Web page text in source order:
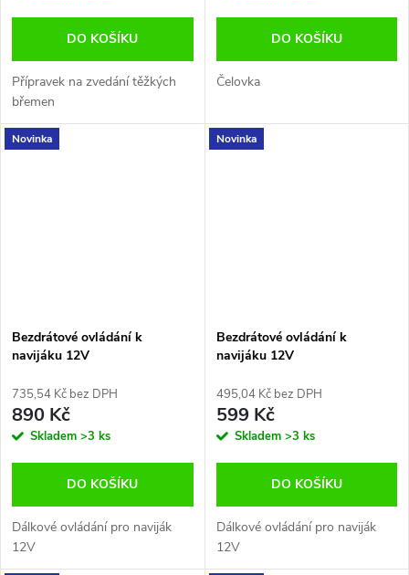
DO KOŠÍKU
Přípravek na zvedání těžkých
břemen
DO KOŠÍKU
Čelovka
Novinka
Bezdrátové ovládání k
navijáku 12V
735,54 Kč bez DPH
890 Kč
Skladem >3 ks
DO KOŠÍKU
Dálkové ovládání pro naviják
12V
Novinka
Bezdrátové ovládání k
navijáku 12V
495,04 Kč bez DPH
599 Kč
Skladem >3 ks
DO KOŠÍKU
Dálkové ovládání pro naviják
12V